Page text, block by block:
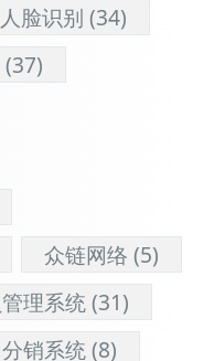
人脸识别 (34)
(37)
众链网络 (5)
理系统(31)
分销系统(8)